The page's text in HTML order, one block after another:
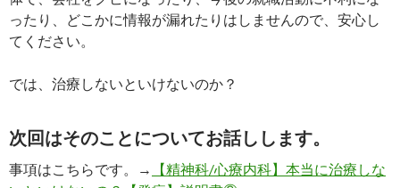
ったり、どこかに情報が漏れたりはしませんので、安心し
てください。
では、治療しないといけないのか？
次回はそのことについてお話しします。
事項はこちらです。→
【精神科/心療内科】本当に治療しな